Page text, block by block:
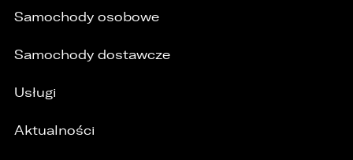
Samochody osobowe
Samochody dostawcze
Usługi
Aktualności